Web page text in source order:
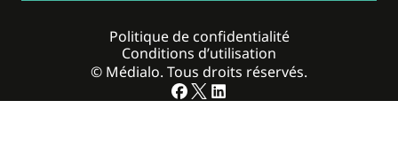
© Médialo. Tous droits réservés.
Politique de confidentialité
Conditions d’utilisation